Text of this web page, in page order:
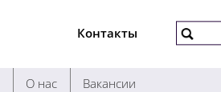
Контакты
О нас Вакансии